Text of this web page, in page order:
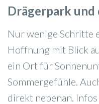
Drägerpark und
Nur wenige Schritte
Hoffnung mit Blick
ein Ort für
Sommergefühle.
direkt nebenan.